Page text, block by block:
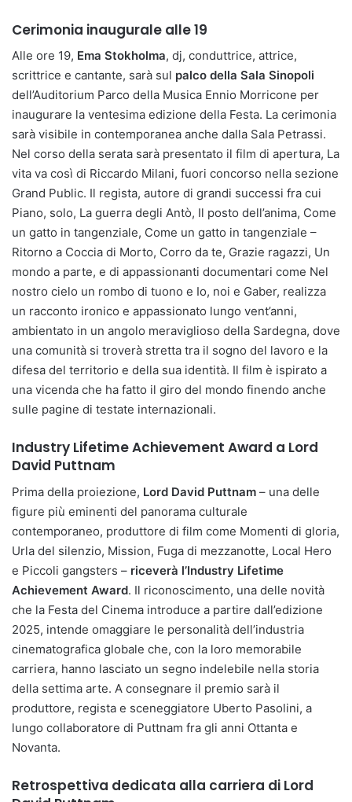
Cerimonia inaugurale alle 19
Alle ore 19, Ema Stokholma, dj, conduttrice, attrice,
scrittrice e cantante, sarà sul palco della Sala Sinopoli
dell’Auditorium Parco della Musica Ennio Morricone per
inaugurare la ventesima edizione della Festa. La cerimonia
sarà visibile in contemporanea anche dalla Sala Petrassi.
Nel corso della serata sarà presentato il film di apertura, La
vita va così di Riccardo Milani, fuori concorso nella sezione
Grand Public. Il regista, autore di grandi successi fra cui
Piano, solo, La guerra degli Antò, Il posto dell’anima, Come
un gatto in tangenziale, Come un gatto in tangenziale –
Ritorno a Coccia di Morto, Corro da te, Grazie ragazzi, Un
mondo a parte, e di appassionanti documentari come Nel
nostro cielo un rombo di tuono e Io, noi e Gaber, realizza
un racconto ironico e appassionato lungo vent’anni,
ambientato in un angolo meraviglioso della Sardegna, dove
una comunità si troverà stretta tra il sogno del lavoro e la
difesa del territorio e della sua identità. Il film è ispirato a
una vicenda che ha fatto il giro del mondo finendo anche
sulle pagine di testate internazionali.
Industry Lifetime Achievement Award a Lord
David Puttnam
Prima della proiezione, Lord David Puttnam – una delle
figure più eminenti del panorama culturale
contemporaneo, produttore di film come Momenti di gloria,
Urla del silenzio, Mission, Fuga di mezzanotte, Local Hero
e Piccoli gangsters – riceverà l’Industry Lifetime
Achievement Award. Il riconoscimento, una delle novità
che la Festa del Cinema introduce a partire dall’edizione
2025, intende omaggiare le personalità dell’industria
cinematografica globale che, con la loro memorabile
carriera, hanno lasciato un segno indelebile nella storia
della settima arte. A consegnare il premio sarà il
produttore, regista e sceneggiatore Uberto Pasolini, a
lungo collaboratore di Puttnam fra gli anni Ottanta e
Novanta.
Retrospettiva dedicata alla carriera di Lord